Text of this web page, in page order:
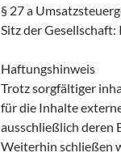
§ 27 a
Sitz der
Haftungshinweis
Trotz sorgfältiger
für die Inhalte
ausschließlich deren
Weiterhin schließen